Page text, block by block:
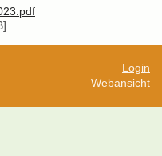
Login
Webansicht